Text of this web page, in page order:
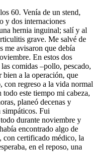
60. Venía de un stend,
y dos internaciones
hernia inguinal; salí y al
grave. Me salvé de
me avisaron que debía
En estos dos
comidas –pollo, pescado,
bien a la operación, que
con regreso a la vida normal
este tiempo mi cabeza,
planeó decenas y
simpáticos. Fui
durante noviembre y
encontrado algo de
con certificado médico, la
en el reposo, una